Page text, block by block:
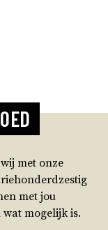
met onze
met jou
mogelijk is.